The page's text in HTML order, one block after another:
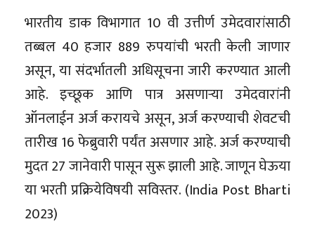
भारतीय डाक विभागात 10 वी उत्तीर्ण उमेदवारांसाठी
तब्बल 40 हजार 889 रुपयांची भरती केली जाणार
असून, या संदर्भातली अधिसूचना जारी करण्यात आली
आहे. इच्छूक आणि पात्र असणाऱ्या उमेदवारांनी
ऑनलाईन अर्ज करायचे असून, अर्ज करण्याची शेवटची
तारीख 16 फेब्रुवारी पर्यंत असणार आहे. अर्ज करण्याची
मुदत 27 जानेवारी पासून सुरू झाली आहे. जाणून घेऊया
या भरती प्रक्रियेविषयी सविस्तर. (India Post Bharti
2023)